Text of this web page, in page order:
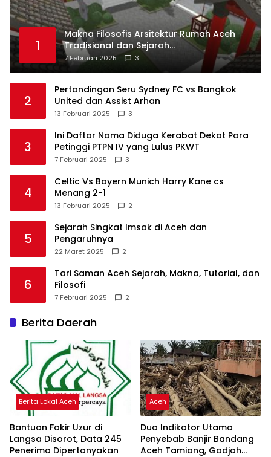
1
Makna Filosofis Arsitektur Rumah Aceh
Tradisional dan Sejarah
Perkembangannya
7 Februari 2025 3
2
Pertandingan Seru Sydney FC vs Bangkok
United dan Assist Arhan
13 Februari 2025 3
3
Ini Daftar Nama Diduga Kerabat Dekat Para
Petinggi PTPN IV yang Lulus PKWT
7 Februari 2025 3
4
Celtic Vs Bayern Munich Harry Kane cs
Menang 2-1
13 Februari 2025 2
5
Sejarah Singkat Imsak di Aceh dan
Pengaruhnya
22 Maret 2025 2
6
Tari Saman Aceh Sejarah, Makna, Tutorial, dan
Filosofi
7 Februari 2025 2
Berita Daerah
Berita Lokal Aceh
Bantuan Fakir Uzur di
Langsa Disorot, Data 245
Penerima Dipertanyakan
Aceh
Dua Indikator Utama
Penyebab Banjir Bandang
Aceh Tamiang, Gadjah